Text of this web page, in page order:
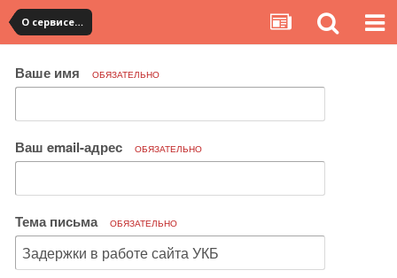
О сервисе, сайте и форуме
Ваше имя ОБЯЗАТЕЛЬНО
Ваш email-адрес ОБЯЗАТЕЛЬНО
Тема письма ОБЯЗАТЕЛЬНО